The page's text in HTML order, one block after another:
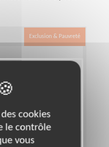
Exclusion & Pauvreté
cookies
le contrôle
vous